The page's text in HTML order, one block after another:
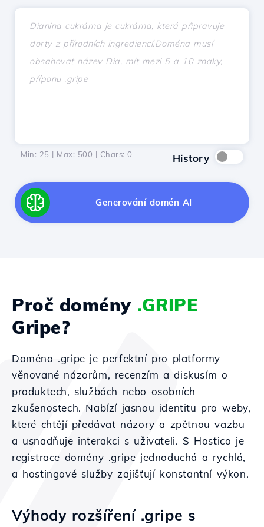
Min: 25 | Max: 500 | Chars: 0 History
Generování domén AI
Proč domény .GRIPE
Gripe?
Doména .gripe je perfektní pro platformy
věnované názorům, recenzím a diskusím o
produktech, službách nebo osobních
zkušenostech. Nabízí jasnou identitu pro weby,
které chtějí předávat názory a zpětnou vazbu
a usnadňuje interakci s uživateli. S Hostico je
registrace domény .gripe jednoduchá a rychlá,
a hostingové služby zajišťují konstantní výkon.
Výhody rozšíření .gripe s